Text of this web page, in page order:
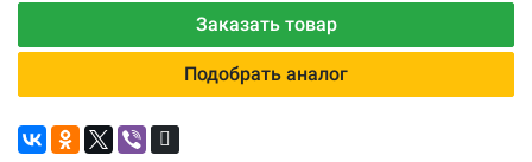
Заказать товар
Подобрать аналог